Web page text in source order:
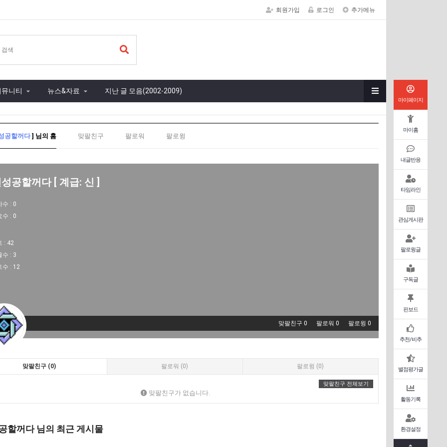
회원가입 로그인 추가메뉴
니티 뉴스&자료 지난 글 모음(2002-2009)
마이페이지
마이홈
내글반응
타임라인
관심게시판
팔로윙글
구독글
핀보드
추천/비추
별점평가글
활동기록
환경설정
공할꺼다] 님의 홈 맞팔친구 팔로워 팔로윙
공할꺼다 [ 계급: 신 ]
수 : 0
수 : 0
: 42
수 : 3
수 : 12
맞팔친구 0 팔로워 0 팔로윙 0
맞팔친구 (0) 팔로워 (0) 팔로윙 (0)
맞팔친구 전체보기
맞팔친구가 없습니다.
할꺼다 님의 최근 게시물